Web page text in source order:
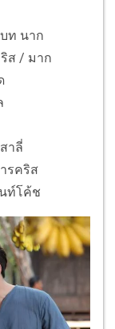
ท นาก
ส / มาก
าลี่
รคริส
ท์โค้ช